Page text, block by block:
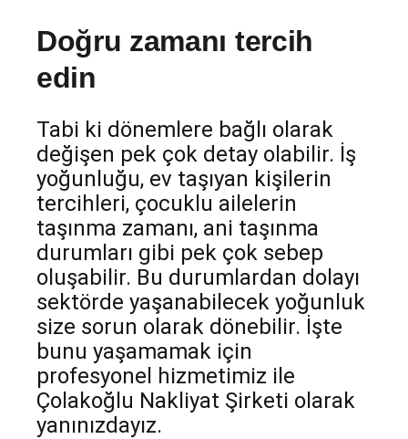
Doğru zamanı tercih
edin
Tabi ki dönemlere bağlı olarak
değişen pek çok detay olabilir. İş
yoğunluğu, ev taşıyan kişilerin
tercihleri, çocuklu ailelerin
taşınma zamanı, ani taşınma
durumları gibi pek çok sebep
oluşabilir. Bu durumlardan dolayı
sektörde yaşanabilecek yoğunluk
size sorun olarak dönebilir. İşte
bunu yaşamamak için
profesyonel hizmetimiz ile
Çolakoğlu Nakliyat Şirketi olarak
yanınızdayız.